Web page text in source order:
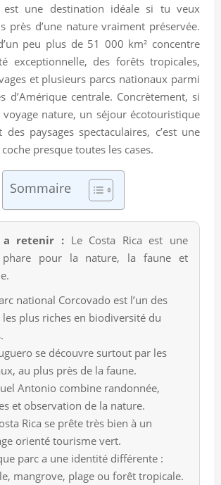
est une destination idéale si tu veux
près d’une nature vraiment préservée.
peu plus de 51 000 km² concentre
exceptionnelle, des forêts tropicales,
et plusieurs parcs nationaux parmi
d’Amérique centrale. Concrètement, si
nature, un séjour écotouristique
paysages spectaculaires, c’est une
presque toutes les cases.
Sommaire
a retenir :Le Costa Rica est une
phare pour la nature, la faune et
national Corcovado est l’un des
les plus riches en biodiversité du
se découvre surtout par les
au plus près de la faune.
Antonio combine randonnée,
et observation de la nature.
Rica se prête très bien à un
orienté tourisme vert.
parc a une identité différente :
mangrove, plage ou forêt tropicale.